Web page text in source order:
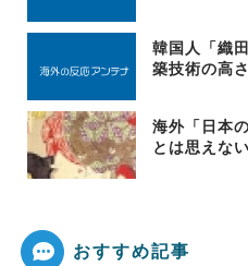
韓国人「織
築技術の高
海外「日本
とは思えな
おすすめ記事